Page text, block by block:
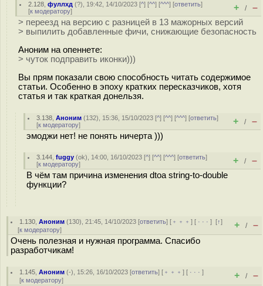
2.128 ,фуллхд (?), 19:42, 14/10/2023 [^] [^^] [^^^] [ответить]
[к модератору] + / –
> переезд на версию с разницей в 13 мажорных версий
> выпилить добавленные фичи, снижающие безопасность
Аноним на опеннете:
> чуток подправить иконки)))
Вы прям показали свою способность читать содержимое
статьи. Особенно в эпоху кратких пересказчиков, хотя
статья и так краткая донельзя.
3.138 ,Аноним (132), 15:36, 15/10/2023 [^] [^^] [^^^] [ответить]
[к модератору] + / –
эмоджи нет! не понять ничерта )))
3.144 ,fuggy (ok), 14:00, 16/10/2023 [^] [^^] [^^^] [ответить]
[к модератору] + / –
В чём там причина изменения dtoa string-to-double
функции?
1.130 ,Аноним (130), 21:45, 14/10/2023 [ответить] [ ﹢﹢﹢] [ · · ·][↑]
[к модератору] + / –
Очень полезная и нужная программа. Спасибо
разработчикам!
1.145 ,Аноним (-), 15:26, 16/10/2023 [ответить] [ ﹢﹢﹢] [ · · ·]
[к модератору] + / –